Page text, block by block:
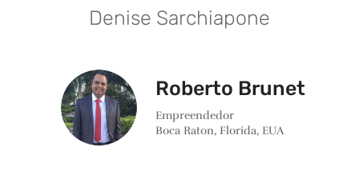
Denise Sarchiapone
Roberto Brunet
Empreendedor
Boca Raton, Florida, EUA